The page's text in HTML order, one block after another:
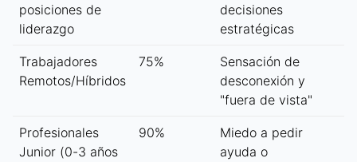
posiciones de
liderazgo
decisiones
estratégicas
Trabajadores
Remotos/Híbridos
75%
Sensación de
desconexión y
"fuera de vista"
Profesionales
Junior (0-3 años
90%
Miedo a pedir
ayuda o